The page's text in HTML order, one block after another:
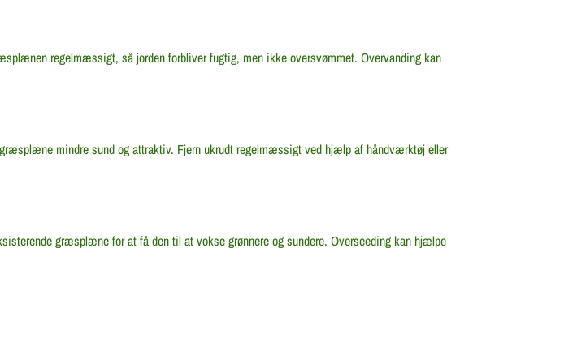
regelmæssigt, så jorden forbliver fugtig, men ikke oversvømmet. Overvanding kan
mindre sund og attraktiv. Fjern ukrudt regelmæssigt ved hjælp af håndværktøj eller
græsplæne for at få den til at vokse grønnere og sundere. Overseeding kan hjælpe